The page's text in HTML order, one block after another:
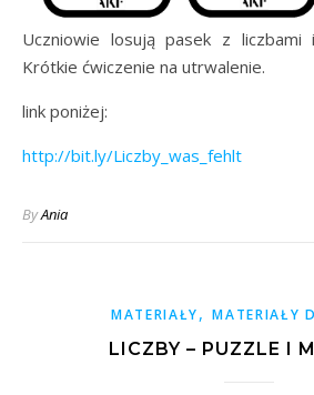
Uczniowie losują pasek z
Krótkie ćwiczenie na utrwalenie.
link poniżej:
http://bit.ly/Liczby_was_fehlt
ByAnia
MATERIAŁY,MATERIAŁY
LICZBY – PUZZLE I